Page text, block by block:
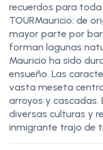
recuerdos para toda
TOURMauricio: de
mayor parte por
forman lagunas
Mauricio ha sido
ensueño. Las
vasta meseta
arroyos y cascadas.
diversas culturas y
inmigrante trajo de